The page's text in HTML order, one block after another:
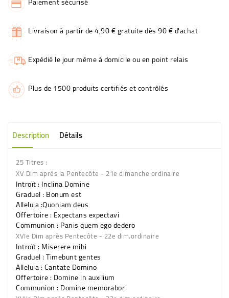
Livraison à partir de 4,90 € gratuite dès 90 € d'achat
Expédié le jour même à domicile ou en point relais
Plus de 1500 produits certifiés et contrôlés
Description Détails
25 Titres :
XV Dim après la Pentecôte - 21e dimanche ordinaire
Introït : Inclina Domine
Graduel : Bonum est
Alleluia :Quoniam deus
Offertoire : Expectans expectavi
Communion : Panis quem ego dedero
XVIe Dim après Pentecôte - 22e dim.ordinaire
Introït : Miserere mihi
Graduel : Timebunt gentes
Alleluia : Cantate Domino
Offertoire : Domine in auxilium
Communion : Domine memorabor